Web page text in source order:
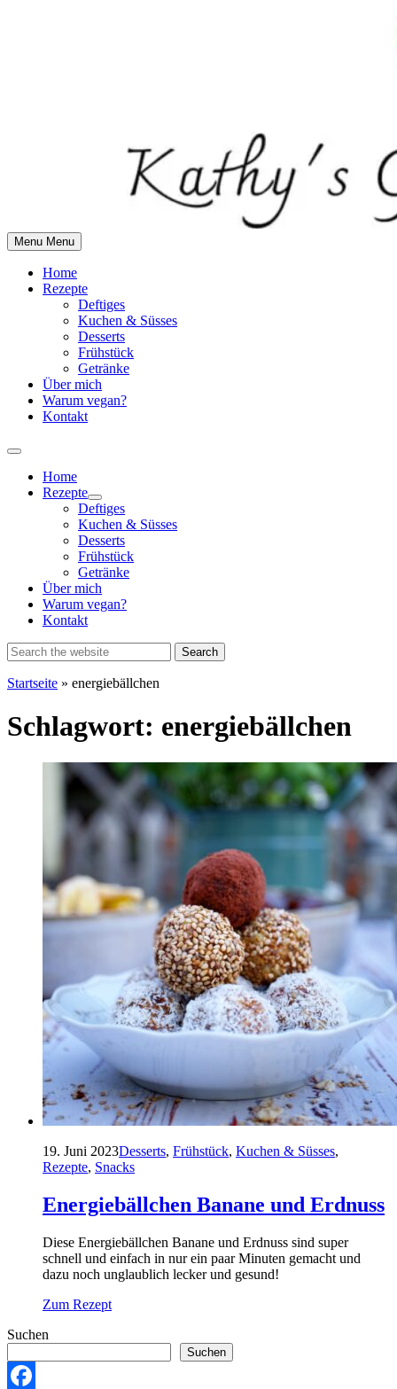
Menu Menu
Home
Rezepte
Deftiges
Kuchen & Süsses
Desserts
Frühstück
Getränke
Über mich
Warum vegan?
Kontakt
Home
Rezepte
Show
sub
menu
Deftiges
Kuchen & Süsses
Desserts
Frühstück
Getränke
Über mich
Warum vegan?
Kontakt
Startseite » energiebällchen
Schlagwort: energiebällchen
19. Juni 2023Desserts, Frühstück, Kuchen & Süsses,
Rezepte, Snacks
Energiebällchen Banane und Erdnuss
Diese Energiebällchen Banane und Erdnuss sind super
schnell und einfach in nur ein paar Minuten gemacht und
dazu noch unglaublich lecker und gesund!
Zum Rezept
Suchen
Suchen